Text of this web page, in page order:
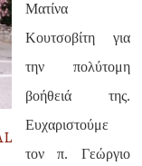
Ματίνα
Κουτσοβίτη για
την πολύτομη
βοήθειά της.
Ευχαριστούμε
τον π. Γεώργιο